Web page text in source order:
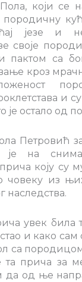
који се
породичну
језе и
своје
пактом са
кроз
и
је остало од
Петровић
на
коју су
из
наследства.
увек била
и како
са
та прича за
да од ње